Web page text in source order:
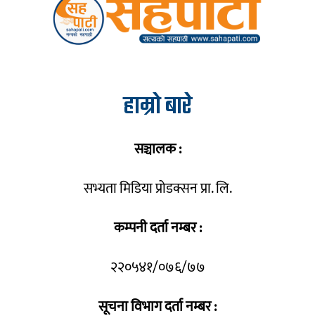
हाम्रो बारे
सञ्चालक :
सभ्यता मिडिया प्रोडक्सन प्रा. लि.
कम्पनी दर्ता नम्बर :
२२०५४१/०७६/७७
सूचना विभाग दर्ता नम्बर :